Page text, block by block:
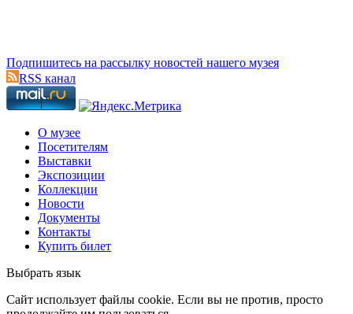
Подпишитесь на рассылку новостей нашего музея
RSS канал
О музее
Посетителям
Выставки
Экспозиции
Коллекции
Новости
Документы
Контакты
Купить билет
Выбрать язык
Cайт использует файлы cookie. Если вы не против, просто